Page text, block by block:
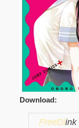
Download:
FreeDlink